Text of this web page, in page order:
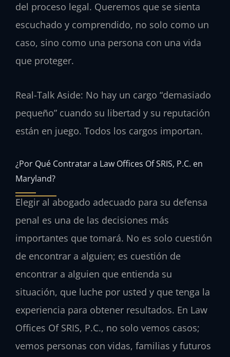
del proceso legal. Queremos que se sienta
escuchado y comprendido, no solo como un
caso, sino como una persona con una vida
que proteger.
Real-Talk Aside: No hay un cargo “demasiado
pequeño” cuando su libertad y su reputación
están en juego. Todos los cargos importan.
¿Por Qué Contratar a Law Offices Of SRIS, P.C. en
Maryland?
Elegir al abogado adecuado para su defensa
penal es una de las decisiones más
importantes que tomará. No es solo cuestión
de encontrar a alguien; es cuestión de
encontrar a alguien que entienda su
situación, que luche por usted y que tenga la
experiencia para obtener resultados. En Law
Offices Of SRIS, P.C., no solo vemos casos;
vemos personas con vidas, familias y futuros